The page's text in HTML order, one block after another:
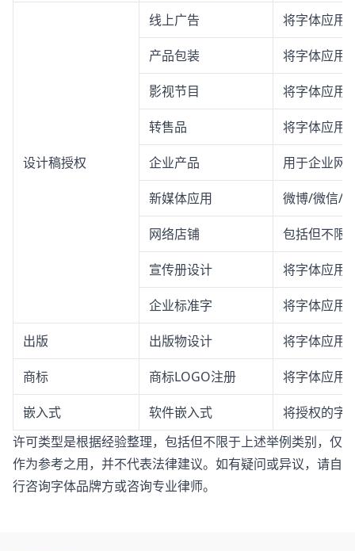
设计稿授权
线上广告 将字体应用
产品包装 将字体应用
影视节目 将字体应用
转售品 将字体应用
企业产品 用于企业网
新媒体应用 微博/微信/
网络店铺 包括但不限
宣传册设计 将字体应用
企业标准字 将字体应用
出版 出版物设计 将字体应用
商标 商标LOGO注册 将字体应用
嵌入式 软件嵌入式
将授权的字
许可类型是根据经验整理，包括但不限于上述举例类别，仅
作为参考之用，并不代表法律建议。如有疑问或异议，请自
行咨询字体品牌方或咨询专业律师。